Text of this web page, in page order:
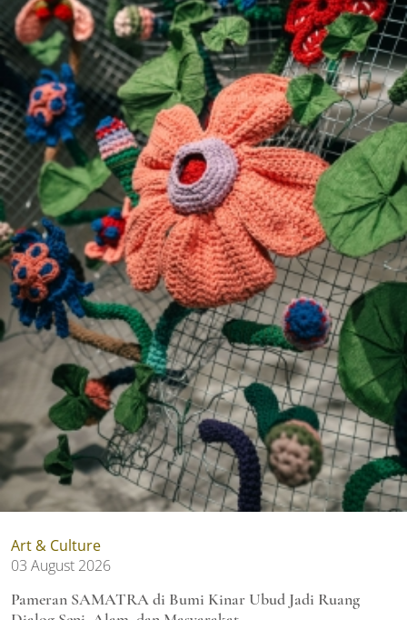
Art & Culture
03 August 2026
Pameran SAMATRA di Bumi Kinar Ubud Jadi Ruang